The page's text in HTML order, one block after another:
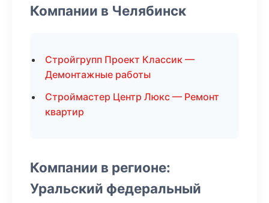
Компании в Челябинск
Стройгрупп Проект Классик —
Демонтажные работы
Строймастер Центр Люкс — Ремонт
квартир
Компании в регионе:
Уральский федеральный